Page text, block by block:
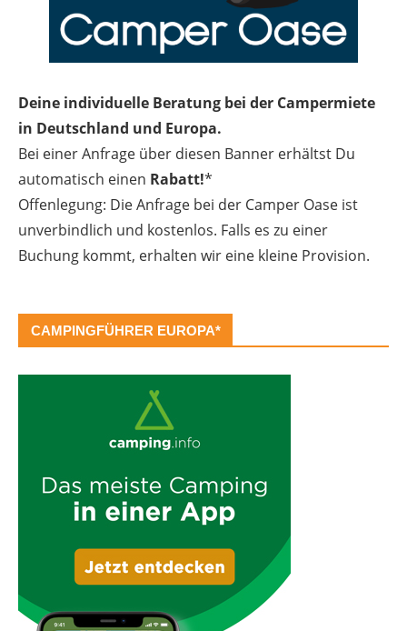
Deine individuelle Beratung bei der Campermiete
in Deutschland und Europa.
Bei einer Anfrage über diesen Banner erhältst Du
automatisch einen Rabatt!*
Offenlegung: Die Anfrage bei der Camper Oase ist
unverbindlich und kostenlos. Falls es zu einer
Buchung kommt, erhalten wir eine kleine Provision.
CAMPINGFÜHRER EUROPA*